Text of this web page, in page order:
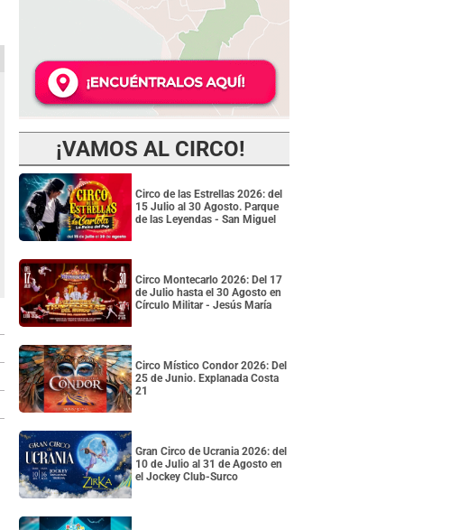
¡VAMOS AL CIRCO!
Circo de las Estrellas 2026: del
15 Julio al 30 Agosto. Parque
de las Leyendas - San Miguel
Circo Montecarlo 2026: Del 17
de Julio hasta el 30 Agosto en
Círculo Militar - Jesús María
Circo Místico Condor 2026: Del
25 de Junio. Explanada Costa
21
Gran Circo de Ucrania 2026: del
10 de Julio al 31 de Agosto en
el Jockey Club-Surco